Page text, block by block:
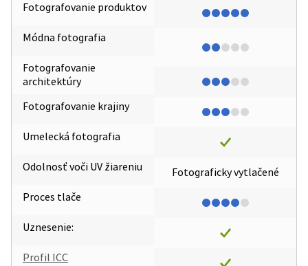
Fotografovanie produktov
Módna fotografia
Fotografovanie
architektúry
Fotografovanie krajiny
Umelecká fotografia
Odolnosť voči UV žiareniu
Proces tlače
Uznesenie:
Profil ICC
Fotograficky vytlačené